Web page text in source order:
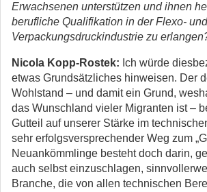
Erwachsenen unterstützen und ihnen
berufliche Qualifikation in der Flexo- und
Verpackungsdruckindustrie zu
Nicola Kopp-Rostek: Ich würde
etwas Grundsätzliches hinweisen. Der
Wohlstand – und damit ein Grund,
das Wunschland vieler Migranten ist –
Gutteil auf unserer Stärke im
sehr erfolgsversprechender Weg zum
Neuankömmlinge besteht doch darin,
auch selbst einzuschlagen,
Branche, die von allen technischen